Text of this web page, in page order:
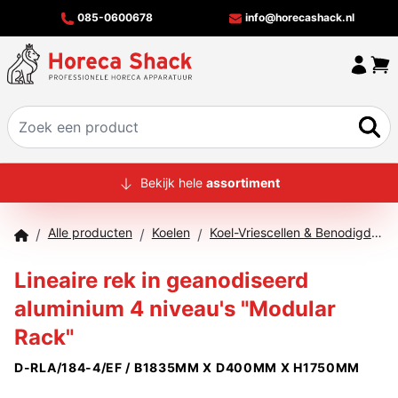
085-0600678 info@horecashack.nl
HOME
OVER ONS
MERKEN
OFFERTECHECKER
Bekijk hele assortiment
/ Alle producten / Koelen / Koel-Vriescellen & Benodigdheden
Lineaire rek in geanodiseerd
aluminium 4 niveau's "Modular
Rack"
D-RLA/184-4/EF / B1835MM X D400MM X H1750MM